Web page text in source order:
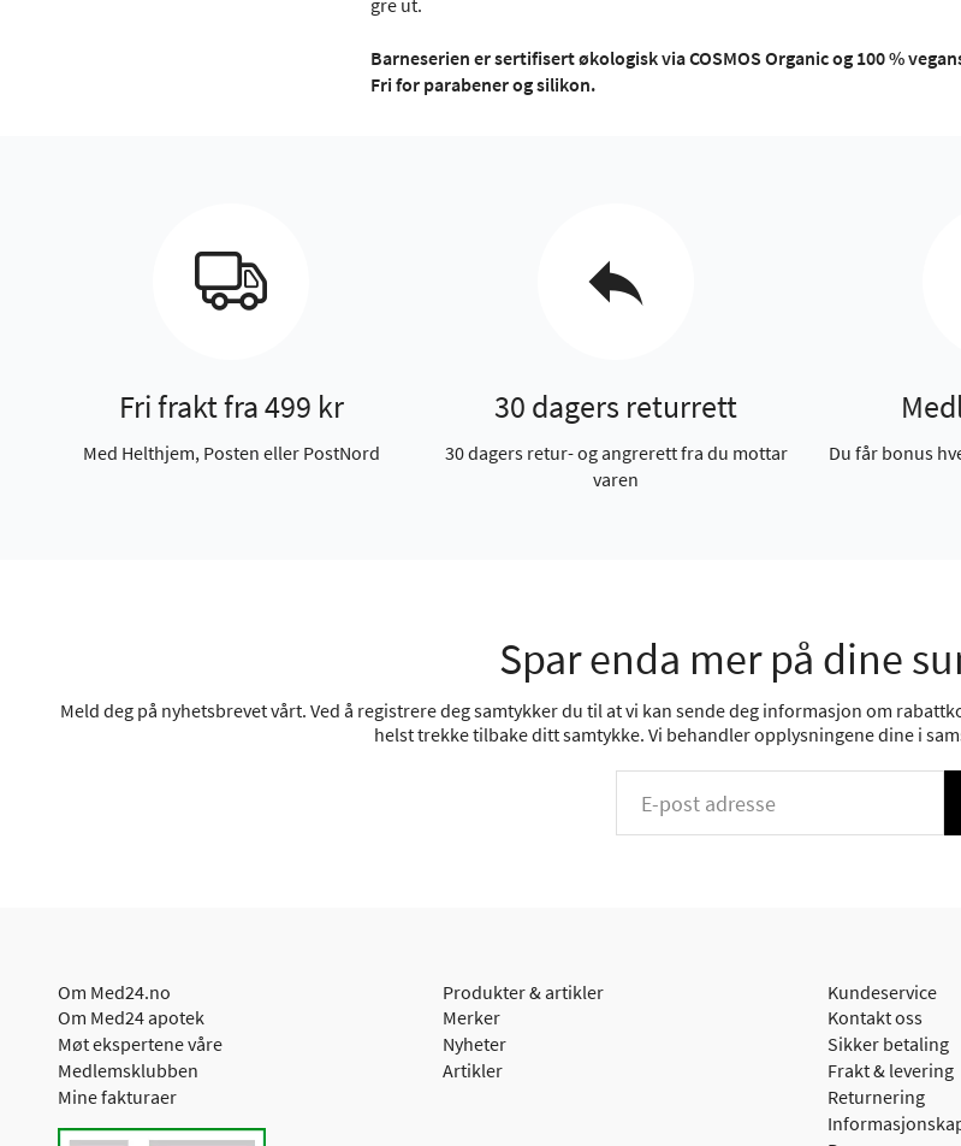
gre ut.
Barneserien er sertifisert økologisk via COSMOS Organic og 100 %
Fri for parabener og silikon.
Fri frakt fra 499 kr
Med Helthjem, Posten eller PostNord
30 dagers returrett
30 dagers retur- og angrerett fra du mottar
varen
Du får bonus
Spar enda mer på dine
Meld deg på nyhetsbrevet vårt. Ved å registrere deg samtykker du til at vi kan sende deg informasjon om
helst trekke tilbake ditt samtykke. Vi behandler opplysningene dine i
Om Med24.no
Om Med24 apotek
Møt ekspertene våre
Medlemsklubben
Mine fakturaer
Produkter & artikler
Merker
Nyheter
Artikler
Kundeservice
Kontakt oss
Sikker betaling
Frakt & levering
Returnering